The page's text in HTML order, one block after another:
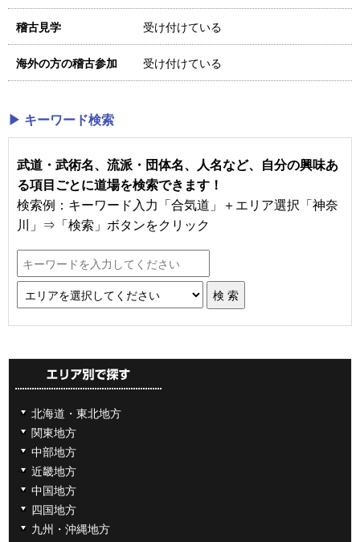
稽古見学 受け付けている
海外の方の稽古参加 受け付けている
▶ キーワード検索
武道・武術名、流派・団体名、人名など、自分の興味あ
る項目ごとに道場を検索できます！
検索例：キーワード入力「合気道」＋エリア選択「神奈
川」⇒「検索」ボタンをクリック
北海道・東北地方
関東地方
中部地方
近畿地方
中国地方
四国地方
九州・沖縄地方